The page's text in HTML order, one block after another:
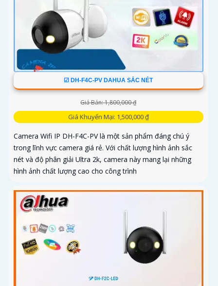
☑ DH-F4C-PV DAHUA SẮC NÉT
Giá Bán: 1,800,000 ₫
Giá Khuyến Mại: 1,500,000 ₫
Camera Wifi IP DH-F4C-PV là một sản phẩm đáng chú ý
trong lĩnh vực camera giá rẻ. Với chất lượng hình ảnh sắc
nét và độ phân giải Ultra 2k, camera này mang lại những
hình ảnh chất lượng cao cho công trình